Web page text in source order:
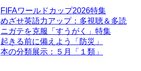
FIFAワールドカップ2026特集
めざせ英語力アップ：多視聴＆多読
ニガテを克服「すうがく」特集
起きる前に備えよう「防災」
本の分類展示：５月「１類」